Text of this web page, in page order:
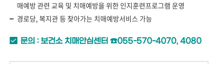
매예방 관련 교육 및 치매예방을 위한 인지훈련프로그램 운영
경로당, 복지관 등 찾아가는 치매예방서비스 가능
문의 : 보건소 치매안심센터 ☎055-570-4070, 4080